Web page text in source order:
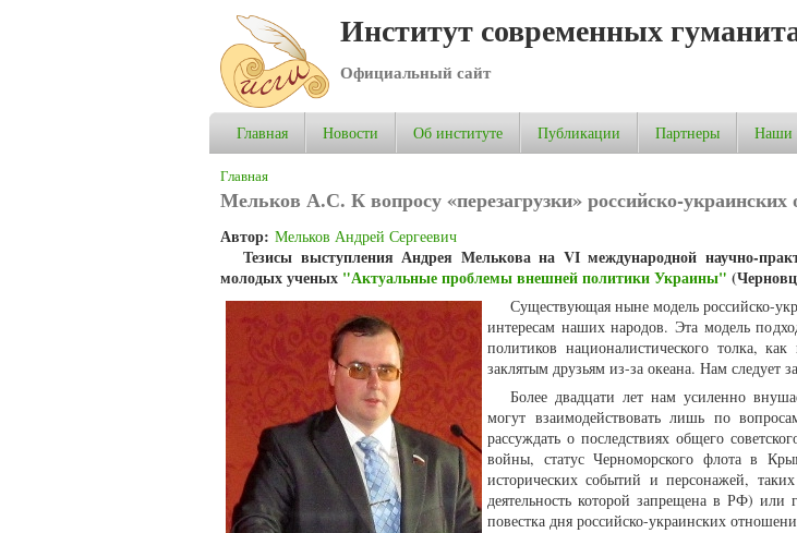
Институт современных
Официальный сайт
Главная Новости Об институте Публикации Партнеры Наши
Вы здесь
Главная
Мельков А.С. К вопросу «перезагрузки» российско-
Автор: Мельков Андрей Сергеевич
Тезисы выступления Андрея Мелькова на VI международной научно-
молодых ученых "Актуальные проблемы внешней политики Украины"
Существующая ныне модель российско-
интересам наших народов. Эта модель
политиков националистического толка,
заклятым друзьям из-за океана. Нам следует
Более двадцати лет нам усиленно
могут взаимодействовать лишь по
рассуждать о последствиях общего
войны, статус Черноморского флота в
исторических событий и персонажей,
деятельность которой запрещена в РФ)
повестка дня российско-украинских